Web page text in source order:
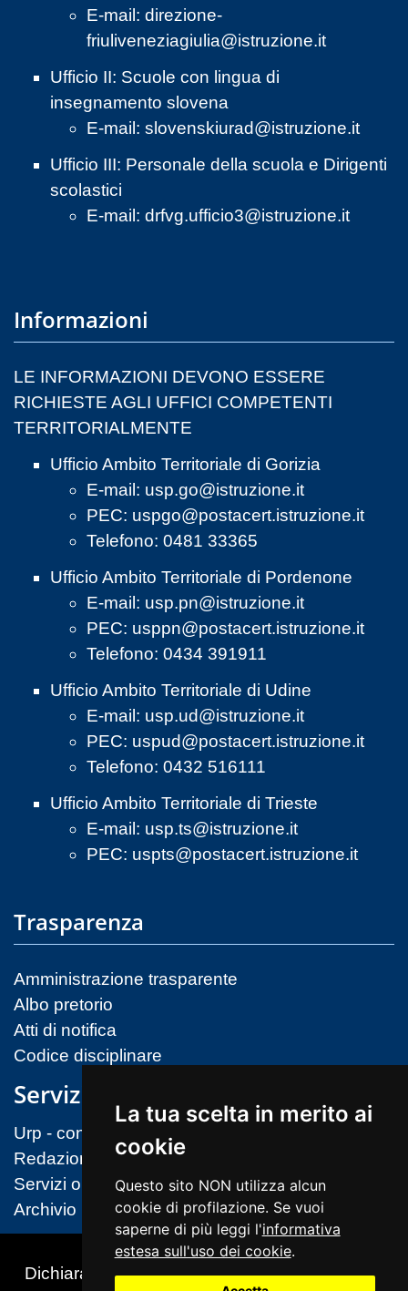
La tua scelta in merito ai
cookie
Questo sito NON utilizza alcun
cookie di profilazione. Se vuoi
saperne di più leggi l'informativa
estesa sull'uso dei cookie.
E-mail: direzione-
friuliveneziagiulia@istruzione.it
Ufficio II: Scuole con lingua di
insegnamento slovena
E-mail: slovenskiurad@istruzione.it
Ufficio III: Personale della scuola e Dirigenti
scolastici
E-mail: drfvg.ufficio3@istruzione.it
Informazioni
LE INFORMAZIONI DEVONO ESSERE
RICHIESTE AGLI UFFICI COMPETENTI
TERRITORIALMENTE
Ufficio Ambito Territoriale di Gorizia
E-mail: usp.go@istruzione.it
PEC: uspgo@postacert.istruzione.it
Telefono: 0481 33365
Ufficio Ambito Territoriale di Pordenone
E-mail: usp.pn@istruzione.it
PEC: usppn@postacert.istruzione.it
Telefono: 0434 391911
Ufficio Ambito Territoriale di Udine
E-mail: usp.ud@istruzione.it
PEC: uspud@postacert.istruzione.it
Telefono: 0432 516111
Ufficio Ambito Territoriale di Trieste
E-mail: usp.ts@istruzione.it
PEC: uspts@postacert.istruzione.it
Trasparenza
Amministrazione trasparente
Albo pretorio
Atti di notifica
Codice disciplinare
Servizi
Urp - contatti
Redazione sito
Servizi on-line (MIM)
Archivio
Dichiarazione di accessibilità